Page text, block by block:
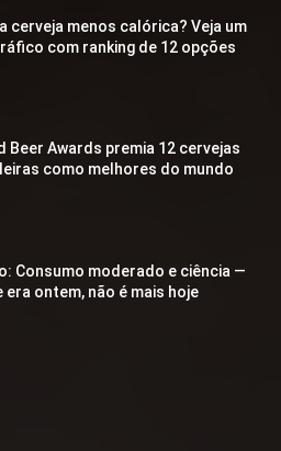
cerveja menos calórica? Veja um
com ranking de 12 opções
Beer Awards premia 12 cervejas
como melhores do mundo
Consumo moderado e ciência —
era ontem, não é mais hoje